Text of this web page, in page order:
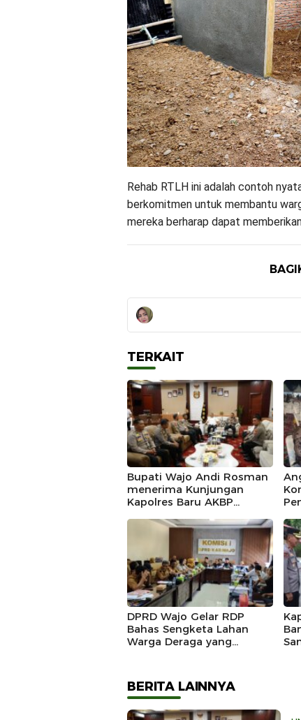
Rehab RTLH ini adalah contoh
berkomitmen untuk membantu
mereka berharap dapat
TERKAIT
Bupati Wajo Andi Rosman
menerima Kunjungan
Kapolres Baru AKBP
Momentum Memperkuat
DPRD Wajo Gelar RDP
Bahas Sengketa Lahan
Warga Deraga yang
BERITA LAINNYA